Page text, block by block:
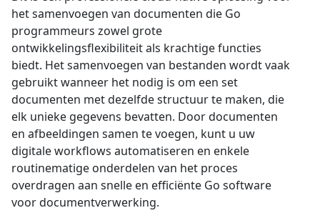
het samenvoegen van documenten die Go
programmeurs zowel grote
ontwikkelingsflexibiliteit als krachtige functies
biedt. Het samenvoegen van bestanden wordt vaak
gebruikt wanneer het nodig is om een set
documenten met dezelfde structuur te maken, die
elk unieke gegevens bevatten. Door documenten
en afbeeldingen samen te voegen, kunt u uw
digitale workflows automatiseren en enkele
routinematige onderdelen van het proces
overdragen aan snelle en efficiënte Go software
voor documentverwerking.